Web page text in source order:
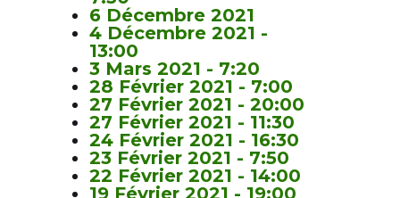
6 Décembre 2021
4 Décembre 2021 -
13:00
3 Mars 2021 - 7:20
28 Février 2021 - 7:00
27 Février 2021 - 20:00
27 Février 2021 - 11:30
24 Février 2021 - 16:30
23 Février 2021 - 7:50
22 Février 2021 - 14:00
19 Février 2021 - 19:00